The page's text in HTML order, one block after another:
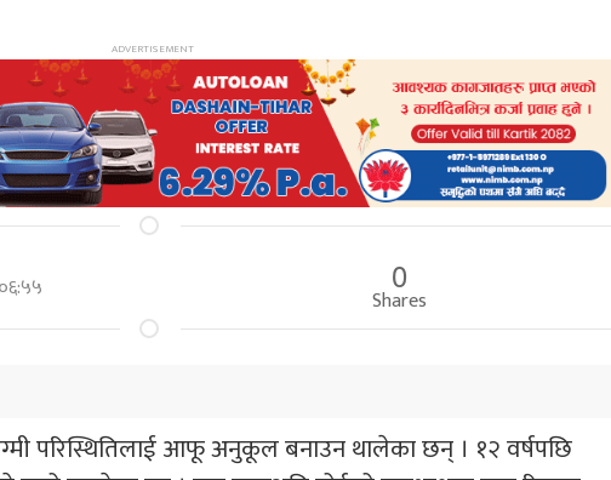
0
Shares
परिस्थितिलाई आफू अनुकूल बनाउन थालेका छन् । १२ वर्षपछि